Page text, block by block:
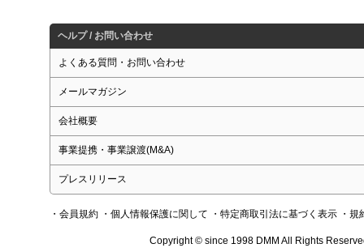
ヘルプ / お問い合わせ
よくある質問・お問い合わせ
メールマガジン
会社概要
事業提携・事業譲渡(M&A)
プレスリリース
・会員規約 ・個人情報保護に関して ・特定商取引法に基づく表示 ・規
Copyright © since 1998 DMM All Rights